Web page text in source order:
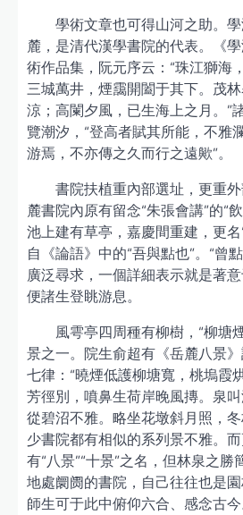
學術文章也可得山河之助。
麓，是清代漢學書院的代表。《
術作品集，阮元序云：“珠江獅海
三城萬井，煙靄開闔于其下。茂
涼；高闌夕風，已生海上之月。”
覽潮汐，“登高者賦其所能，不雅
游焉，不亦傳之久而行之遠歟”。
書院扶植重內部選址，更重
麓書院內原有留念“朱張會講”的“
池上建有草亭，嘉慶間重建，更
自《論語》中的“吾與點也”。“曾
廣泛尋求，一個詳細表示就是著
便諸生登眺游息。
風雩亭四周種有柳樹，“柳塘
景之一。院生俞超有《岳麓八景
七律：“曉煙低護柳塘寬，桃塢霞
芳徑別，噴鼻生荷岸晚風摶。泉
從碧沼不雅。略坐花墩斜月照，
少書院都有相似的系列景不雅。
有“八景”“十景”之名，但林泉之勝
地處阛阓的書院，自己往往也是
師生可于此中俯仰六合、感念古今